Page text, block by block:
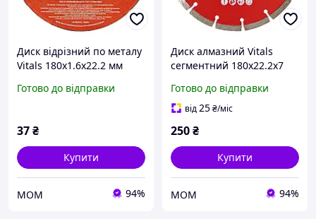
Диск відрізний по металу
Vitals 180х1.6х22.2 мм
Готово до відправки
37₴
Купити
МОМ 94%
Диск алмазний Vitals
сегментний 180х22.2х7
Готово до відправки
від25₴/міс
250₴
Купити
МОМ 94%